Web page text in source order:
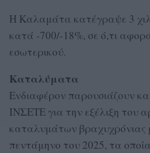
Η Καλαμάτα κατέγραψε 3
κατά -700/-18%, σε ό,τι
εσωτερικού.
Καταλύματα
Ενδιαφέρον παρουσιάζουν
ΙΝΣΕΤΕ για την εξέλιξη του
καταλυμάτων βραχυχρόνιας
πεντάμηνο του 2025, τα